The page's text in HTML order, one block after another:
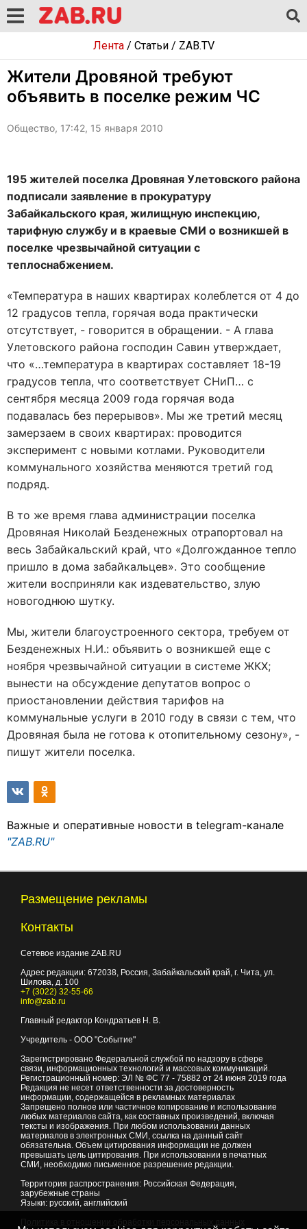
Лента/ Статьи/ ZAB.TV
Жители Дровяной требуют
объявить в поселке режим ЧС
Общество, 17:42, 15 января 2010
195 жителей поселка Дровяная Улетовского района
подписали заявление в прокуратуру
Забайкальского края, жилищную инспекцию,
тарифную службу и в краевые СМИ о возникшей в
поселке чрезвычайной ситуации с
теплоснабжением.
«Температура в наших квартирах колеблется от 4 до
12 градусов тепла, горячая вода практически
отсутствует, - говорится в обращении. - А глава
Улетовского района господин Савин утверждает,
что «…температура в квартирах составляет 18-19
градусов тепла, что соответствует СНиП… с
сентября месяца 2009 года горячая вода
подавалась без перерывов». Мы же третий месяц
замерзаем в своих квартирах: проводится
эксперимент с новыми котлами. Руководители
коммунального хозяйства меняются третий год
подряд.
В то же время глава администрации поселка
Дровяная Николай Безденежных отрапортовал на
весь Забайкальский край, что «Долгожданное тепло
пришло в дома забайкальцев». Это сообщение
жители восприняли как издевательство, злую
новогоднюю шутку.
Мы, жители благоустроенного сектора, требуем от
Безденежных Н.И.: объявить о возникшей еще с
ноября чрезвычайной ситуации в системе ЖКХ;
вынести на обсуждение депутатов вопрос о
приостановлении действия тарифов на
коммунальные услуги в 2010 году в связи с тем, что
Дровяная была не готова к отопительному сезону», -
пишут жители поселка.
Важные и оперативные новости в telegram-канале
"ZAB.RU"
Размещение рекламы
Контакты
Сетевое издание ZAB.RU
Адрес редакции: 672038, Россия, Забайкальский край, г. Чита, ул.
Шилова, д. 100
+7 (3022) 32-55-66
info@zab.ru
Главный редактор Кондратьев Н. В.
Учредитель - ООО "Событие"
Зарегистрировано Федеральной службой по надзору в сфере
связи, информационных технологий и массовых коммуникаций.
Регистрационный номер: ЭЛ № ФС 77 - 75882 от 24 июня 2019 года
Редакция не несет ответственности за достоверность
информации, содержащейся в рекламных материалах
Запрещено полное или частичное копирование и использование
любых материалов сайта, как составных произведений, включая
тексты и изображения. При любом использовании данных
материалов в электронных СМИ, ссылка на данный сайт
обязательна. Объем цитирования информации не должен
превышать цель цитирования. При использовании в печатных
СМИ, необходимо письменное разрешение редакции.
Территория распространения: Российская Федерация,
зарубежные страны
Языки: русский, английский